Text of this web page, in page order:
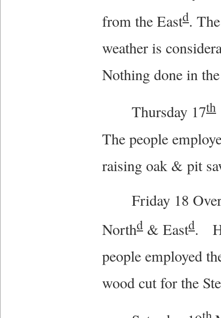
from the Eastd.
weather is
Nothing done in
Thursday 17th
The people
raising oak & pit
Friday 18
Northd & Eastd.
people employed
wood cut for the